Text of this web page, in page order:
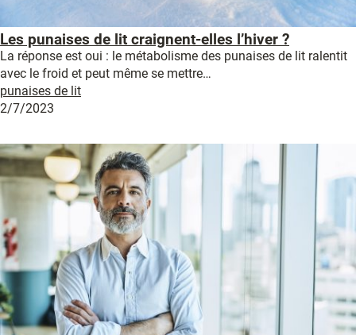
Les punaises de lit craignent-elles l’hiver ?
La réponse est oui : le métabolisme des punaises de lit ralentit
avec le froid et peut même se mettre…
punaises de lit
2/7/2023